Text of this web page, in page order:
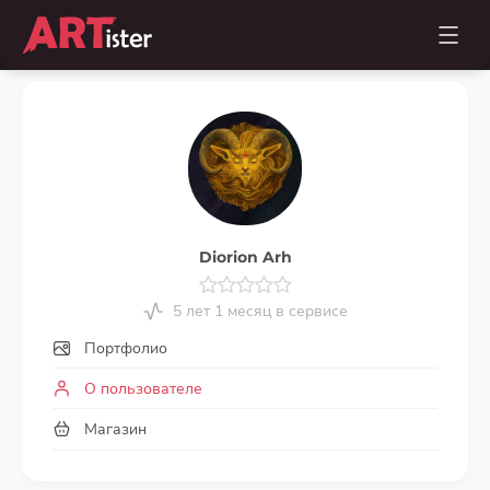
Diorion Arh
5 лет 1 месяц в сервисе
Портфолио
О пользователе
Магазин